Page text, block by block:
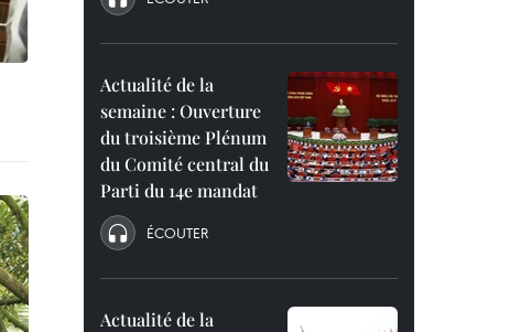
Actualité de la
semaine : Ouverture
du troisième Plénum
du Comité central du
Parti du 14e mandat
ÉCOUTER
Actualité de la